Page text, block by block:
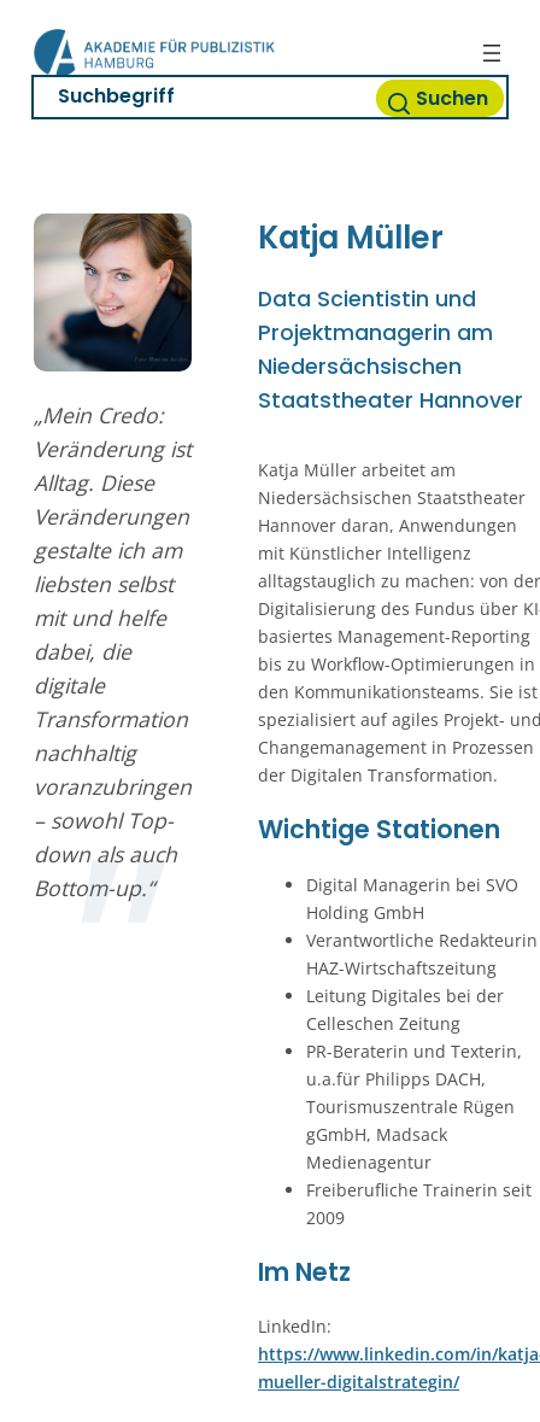
Inhalt
springen
Suchen
„Mein Credo:
Veränderung ist
Alltag. Diese
Veränderungen
gestalte ich am
liebsten selbst
mit und helfe
dabei, die
digitale
Transformation
nachhaltig
voranzubringen
– sowohl Top-
down als auch
Bottom-up.“
Katja Müller
Data Scientistin und
Projektmanagerin am
Niedersächsischen
Staatstheater Hannover
Katja Müller arbeitet am
Niedersächsischen Staatstheater
Hannover daran, Anwendungen
mit Künstlicher Intelligenz
alltagstauglich zu machen: von der
Digitalisierung des Fundus über
basiertes Management-Reporting
bis zu Workflow-Optimierungen in
den Kommunikationsteams. Sie ist
spezialisiert auf agiles Projekt-
Changemanagement in Prozessen
der Digitalen Transformation.
Wichtige Stationen
Digital Managerin bei SVO
Holding GmbH
Verantwortliche Redakteurin
HAZ-Wirtschaftszeitung
Leitung Digitales bei der
Celleschen Zeitung
PR-Beraterin und Texterin,
u.a.für Philipps DACH,
Tourismuszentrale Rügen
gGmbH, Madsack
Medienagentur
Freiberufliche Trainerin seit
2009
Im Netz
LinkedIn:
https://www.linkedin.com/in/
mueller-digitalstrategin/